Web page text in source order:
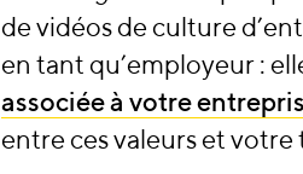
de vidéos de culture
en tant qu’employeur :
associée à votre
entre ces valeurs et votre